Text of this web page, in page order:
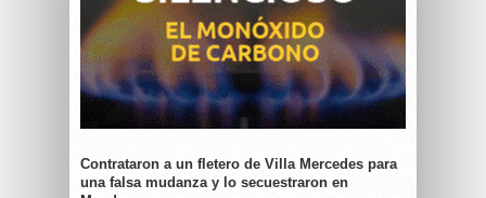
Contrataron a un fletero de Villa Mercedes para
una falsa mudanza y lo secuestraron en